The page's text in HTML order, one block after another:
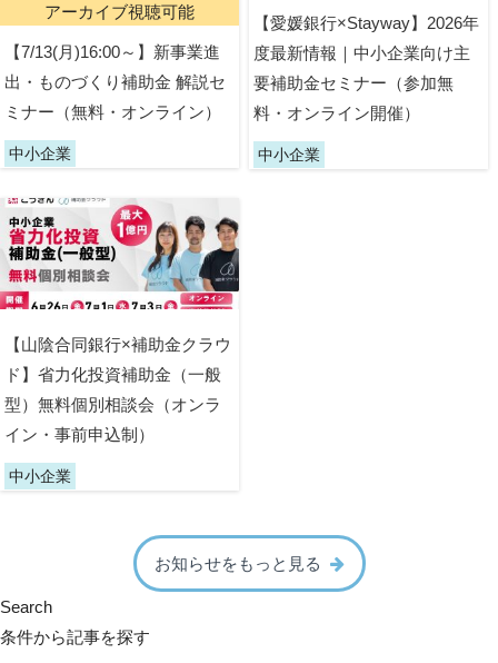
アーカイブ視聴可能
【7/13(月)16:00～】新事業進
出・ものづくり補助金 解説セ
ミナー（無料・オンライン）
中小企業
【愛媛銀行×Stayway】2026年
度最新情報｜中小企業向け主
要補助金セミナー（参加無
料・オンライン開催）
中小企業
【山陰合同銀行×補助金クラウ
ド】省力化投資補助金（一般
型）無料個別相談会（オンラ
イン・事前申込制）
中小企業
お知らせをもっと見る
Search
条件から記事を探す